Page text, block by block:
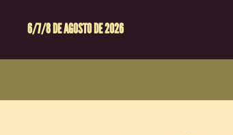
6/7/8 DE AGOSTO DE 2026